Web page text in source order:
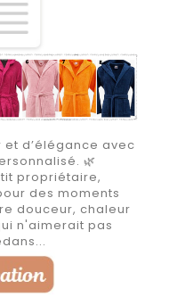
d’élégance avec
🌿
propriétaire,
des moments
douceur, chaleur
n'aimerait pas